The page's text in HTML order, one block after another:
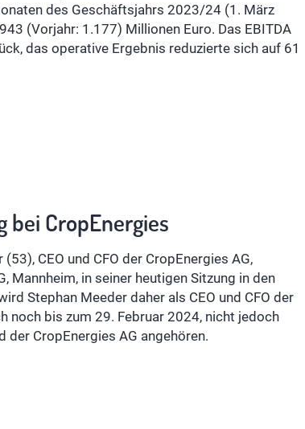
des Geschäftsjahrs 2023/24 (1. März
(Vorjahr: 1.177) Millionen Euro. Das EBITDA
das operative Ergebnis reduzierte sich auf 61
bei CropEnergies
CEO und CFO der CropEnergies AG,
Mannheim, in seiner heutigen Sitzung in den
Stephan Meeder daher als CEO und CFO der
noch bis zum 29. Februar 2024, nicht jedoch
der CropEnergies AG angehören.